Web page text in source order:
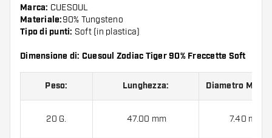
Marca: CUESOUL
Materiale:90% Tungsteno
Tipo di punti: Soft (in plastica)
Dimensione di: Cuesoul Zodiac Tiger 90% Freccette Soft
Peso: Lunghezza: Diametro
20 G. 47.00 mm 7.40 mm